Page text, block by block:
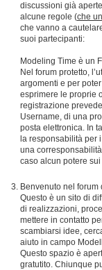
discussioni già
alcune regole (che
che vanno a
suoi partecipanti:
Modeling Time è un
Nel forum protetto,
argomenti e per
esprimere le proprie
registrazione
Username, di una
posta elettronica. In
la responsabilità per
una
caso alcun potere
Benvenuto nel
Questo è un sito di
di realizzazioni,
mettere in contatto
scambiarsi idee,
aiuto in campo
Questo spazio è
gratutito. Chiunque